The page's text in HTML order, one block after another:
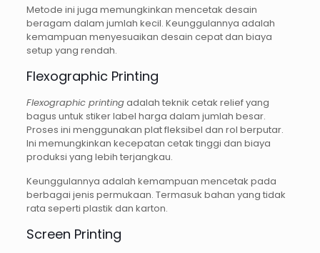
Metode ini juga memungkinkan mencetak desain
beragam dalam jumlah kecil. Keunggulannya adalah
kemampuan menyesuaikan desain cepat dan biaya
setup yang rendah.
Flexographic Printing
Flexographic printingadalah teknik cetak relief yang
bagus untuk stiker label harga dalam jumlah besar.
Proses ini menggunakan plat fleksibel dan rol berputar.
Ini memungkinkan kecepatan cetak tinggi dan biaya
produksi yang lebih terjangkau.
Keunggulannya adalah kemampuan mencetak pada
berbagai jenis permukaan. Termasuk bahan yang tidak
rata seperti plastik dan karton.
Screen Printing